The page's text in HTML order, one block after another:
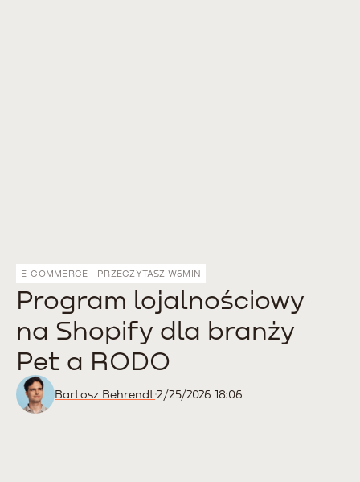
E-COMMERCE PRZECZYTASZ W6MIN
Program lojalnościowy
na Shopify dla branży
Pet a RODO
Bartosz Behrendt2/25/2026 18:06